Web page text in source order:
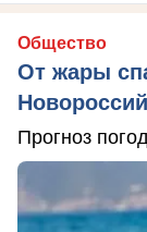
Общество
От жары
Прогноз